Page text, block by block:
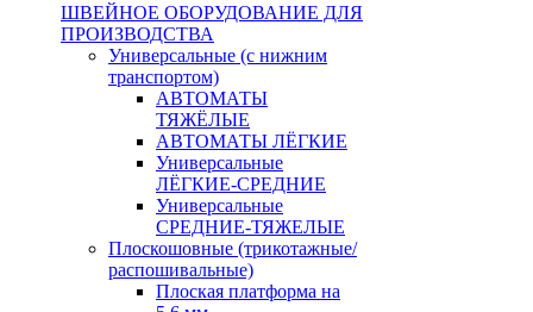
ШВЕЙНОЕ ОБОРУДОВАНИЕ ДЛЯ
ПРОИЗВОДСТВА
Универсальные (с нижним
транспортом)
АВТОМАТЫ
ТЯЖЁЛЫЕ
АВТОМАТЫ ЛЁГКИЕ
Универсальные
ЛЁГКИЕ-СРЕДНИЕ
Универсальные
СРЕДНИЕ-ТЯЖЕЛЫЕ
Плоскошовные (трикотажные/
распошивальные)
Плоская платформа на